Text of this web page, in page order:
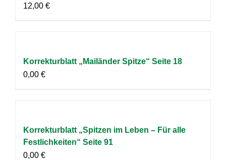
12,00 €
Korrekturblatt „Mailänder Spitze“ Seite 18
0,00 €
Korrekturblatt „Spitzen im Leben – Für alle
Festlichkeiten“ Seite 91
0,00 €